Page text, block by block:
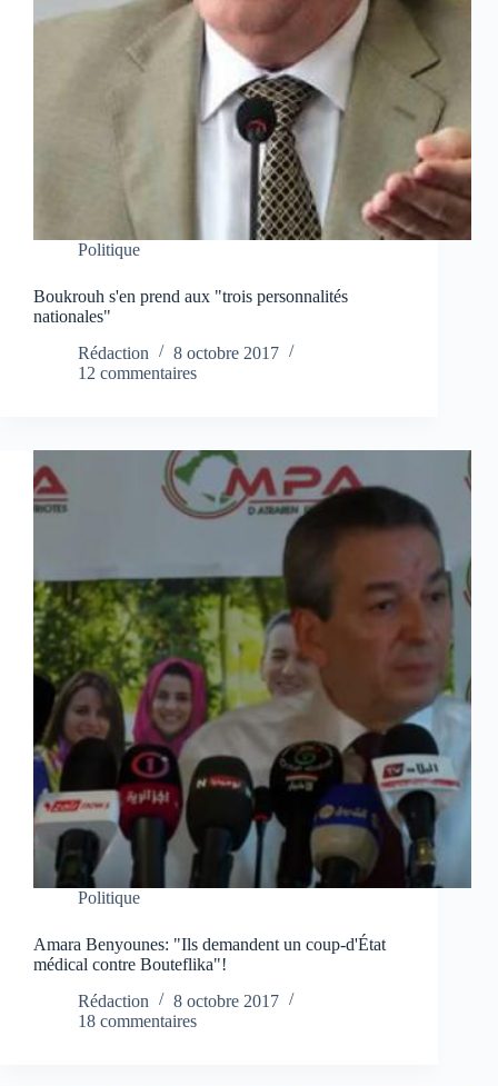
Politique
Boukrouh s'en prend aux "trois personnalités
nationales"
Rédaction
8 octobre 2017
12 commentaires
Politique
Amara Benyounes: "Ils demandent un coup-d'État
médical contre Bouteflika"!
Rédaction
8 octobre 2017
18 commentaires